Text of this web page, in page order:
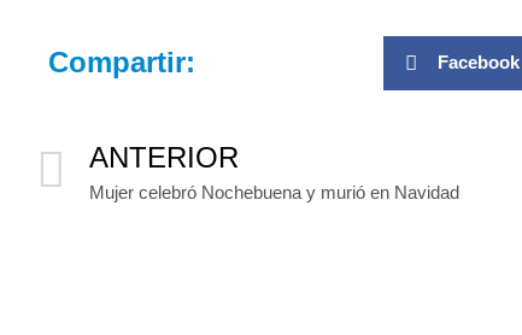
Compartir: Facebook
ANTERIOR
Mujer celebró Nochebuena y murió en Navidad